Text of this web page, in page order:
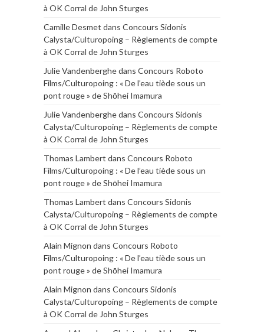
à OK Corral de John Sturges
Camille Desmet dans Concours Sidonis
Calysta/Culturopoing – Règlements de compte
à OK Corral de John Sturges
Julie Vandenberghedans Concours Roboto
Films/Culturopoing : « De l’eau tiède sous un
pont rouge » de Shōhei Imamura
Julie Vandenberghedans Concours Sidonis
Calysta/Culturopoing – Règlements de compte
à OK Corral de John Sturges
Thomas Lambert dans Concours Roboto
Films/Culturopoing : « De l’eau tiède sous un
pont rouge » de Shōhei Imamura
Thomas Lambert dans Concours Sidonis
Calysta/Culturopoing – Règlements de compte
à OK Corral de John Sturges
Alain Mignon dans Concours Roboto
Films/Culturopoing : « De l’eau tiède sous un
pont rouge » de Shōhei Imamura
Alain Mignon dans Concours Sidonis
Calysta/Culturopoing – Règlements de compte
à OK Corral de John Sturges